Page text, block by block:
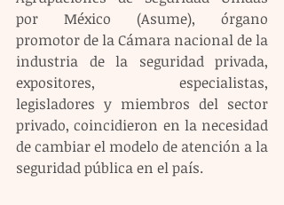
por México (Asume), órgano
promotor de la Cámara nacional de la
industria de la seguridad privada,
expositores, especialistas,
legisladores y miembros del sector
privado, coincidieron en la necesidad
de cambiar el modelo de atención a la
seguridad pública en el país.